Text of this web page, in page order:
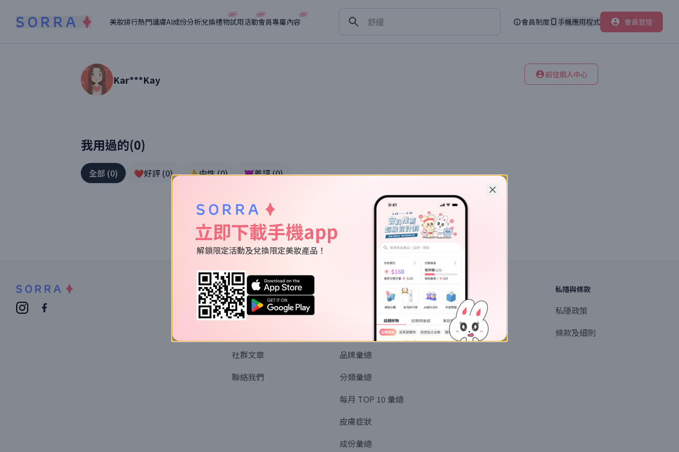
美妝排行熱門護膚AI成份分析兌換禮物試用活動會員專屬內容
舒緩
會員制度 手機應用程式 會員登陸
讀者【Kar***Kay 】美妝真實體驗
Kar***Kay 前往個人中心
我用過的(0)
全部 (0) ❤️好評 (0) 👌中性(0) 👿差評(0)
關於我們
認識SORRA
社群文章
聯絡我們
品牌彙總
分類彙總
每月 TOP 10 彙總
皮膚症狀
成份彙總
探索
商業或媒體聯絡
產品提名
私隱與條款
私隱政策
條款及細則
立即下載手機app
解鎖限定活動及兌換限定美妝產品！